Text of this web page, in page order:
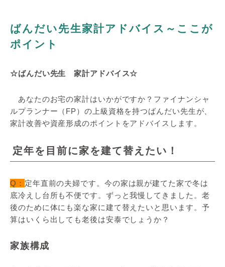
ばんだい先生家計アドバイス～ここが
ポイント
☆ばんだい先生 家計アドバイス☆
あなたのお宅の家計はいかがですか？ファイナンシャ
ルプランナー（FP）の上級資格を持つばんだい先生が、
家計改善や資産形成のポイントをアドバイスします。
定年を目前に家を建て替えたい！
Q： 定年直前の夫婦です。今の家は親が建てた家で冬は
底冷えし台所も不便です。ずっと我慢してきました。老
後のために体にも楽な家に建て替えたいと思います。予
算はいくら出しても老後は安泰でしょうか？
家族構成